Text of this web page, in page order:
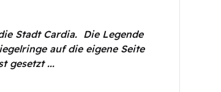
Stadt Cardia. Die Legende
auf die eigene Seite
gesetzt ...